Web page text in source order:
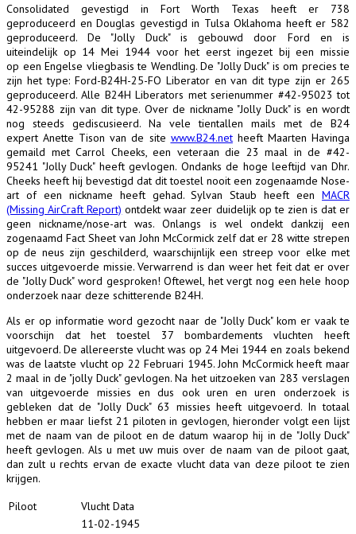
Consolidated gevestigd in Fort Worth Texas heeft er 738
geproduceerd en Douglas gevestigd in Tulsa Oklahoma heeft er 582
geproduceerd. De "Jolly Duck" is gebouwd door Ford en is
uiteindelijk op 14 Mei 1944 voor het eerst ingezet bij een missie
op een Engelse vliegbasis te Wendling. De "Jolly Duck" is om precies te
zijn het type: Ford-B24H-25-FO Liberator en van dit type zijn er 265
geproduceerd. Alle B24H Liberators met serienummer #42-95023 tot
42-95288 zijn van dit type. Over de nickname "Jolly Duck" is en wordt
nog steeds gediscusieerd. Na vele tientallen mails met de B24
expert Anette Tison van de site www.B24.netheeft Maarten Havinga
gemaild met Carrol Cheeks, een veteraan die 23 maal in de #42-
95241 "Jolly Duck" heeft gevlogen. Ondanks de hoge leeftijd van Dhr.
Cheeks heeft hij bevestigd dat dit toestel nooit een zogenaamde Nose-
art of een nickname heeft gehad. Sylvan Staub heeft een MACR
(Missing AirCraft Report) ontdekt waar zeer duidelijk op te zien is dat er
geen nickname/nose-art was. Onlangs is wel ondekt dankzij een
zogenaamd Fact Sheet van John McCormick zelf dat er 28 witte strepen
op de neus zijn geschilderd, waarschijnlijk een streep voor elke met
succes uitgevoerde missie. Verwarrend is dan weer het feit dat er over
de "Jolly Duck" word gesproken! Oftewel, het vergt nog een hele hoop
onderzoek naar deze schitterende B24H.
Als er op informatie word gezocht naar de "Jolly Duck" kom er vaak te
voorschijn dat het toestel 37 bombardements vluchten heeft
uitgevoerd. De allereerste vlucht was op 24 Mei 1944 en zoals bekend
was de laatste vlucht op 22 Februari 1945. John McCormick heeft maar
2 maal in de "jolly Duck" gevlogen. Na het uitzoeken van 283 verslagen
van uitgevoerde missies en dus ook uren en uren onderzoek is
gebleken dat de "Jolly Duck" 63 missies heeft uitgevoerd. In totaal
hebben er maar liefst 21 piloten in gevlogen, hieronder volgt een lijst
met de naam van de piloot en de datum waarop hij in de "Jolly Duck"
heeft gevlogen. Als u met uw muis over de naam van de piloot gaat,
dan zult u rechts ervan de exacte vlucht data van deze piloot te zien
krijgen.
Piloot
Vlucht Data
11-02-1945